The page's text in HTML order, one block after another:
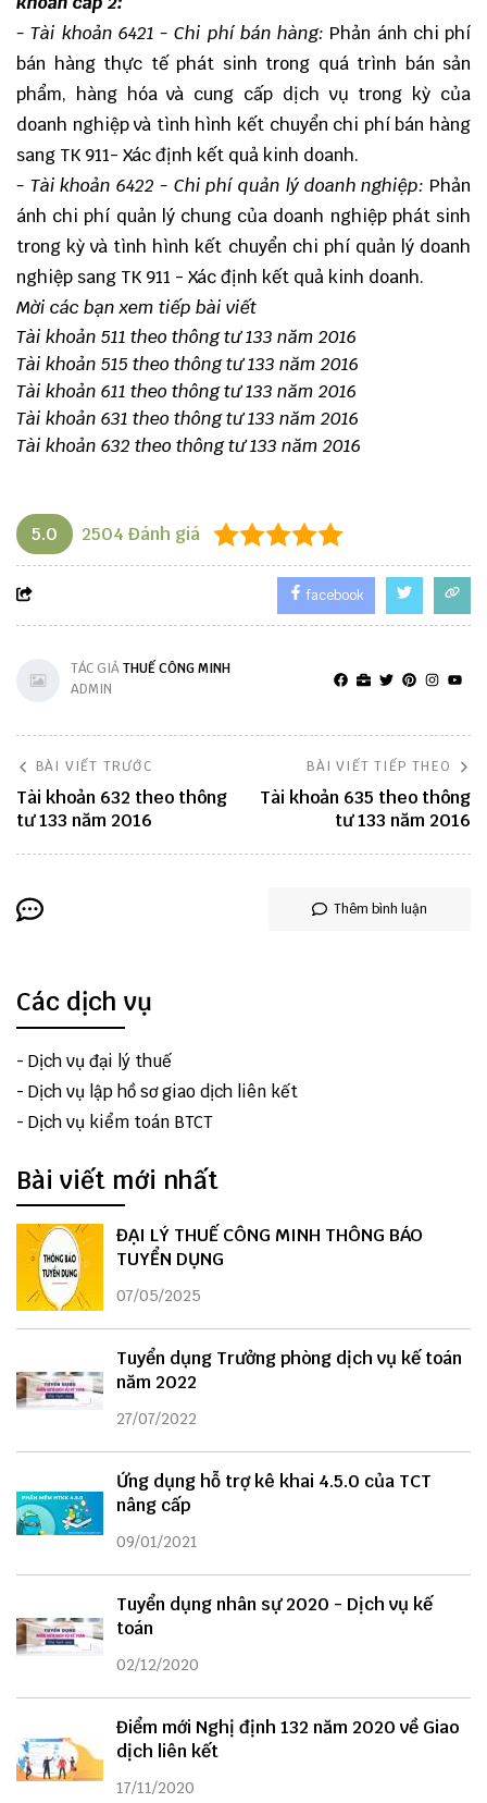
- Tài khoản 6421 - Chi phí bán hàng: Phản ánh chi phí
bán hàng thực tế phát sinh trong quá trình bán sản
phẩm, hàng hóa và cung cấp dịch vụ trong kỳ của
doanh nghiệp và tình hình kết chuyển chi phí bán hàng
sang TK 911- Xác định kết quả kinh doanh.
- Tài khoản 6422 - Chi phí quản lý doanh nghiệp: Phản
ánh chi phí quản lý chung của doanh nghiệp phát sinh
trong kỳ và tình hình kết chuyển chi phí quản lý doanh
nghiệp sang TK 911 - Xác định kết quả kinh doanh.
Mời các bạn xem tiếp bài viết
Tài khoản 511 theo thông tư 133 năm 2016
Tài khoản 515 theo thông tư 133 năm 2016
Tài khoản 611 theo thông tư 133 năm 2016
Tài khoản 631 theo thông tư 133 năm 2016
Tài khoản 632 theo thông tư 133 năm 2016
5.0 2504 Đánh giá
facebook
TÁC GIẢTHUẾ CÔNG MINH
ADMIN
BÀI VIẾT TRƯỚC
Tài khoản 632 theo thông
tư 133 năm 2016
BÀI VIẾT TIẾP THEO
Tài khoản 635 theo thông
tư 133 năm 2016
Thêm bình luận
Các dịch vụ
- Dịch vụ đại lý thuế
- Dịch vụ lập hồ sơ giao dịch liên kết
- Dịch vụ kiểm toán BTCT
Bài viết mới nhất
ĐẠI LÝ THUẾ CÔNG MINH THÔNG BÁO
TUYỂN DỤNG
07/05/2025
Tuyển dụng Trưởng phòng dịch vụ kế toán
năm 2022
27/07/2022
Ứng dụng hỗ trợ kê khai 4.5.0 của TCT
nâng cấp
09/01/2021
Tuyển dụng nhân sự 2020 - Dịch vụ kế
toán
02/12/2020
Điểm mới Nghị định 132 năm 2020 về Giao
dịch liên kết
17/11/2020